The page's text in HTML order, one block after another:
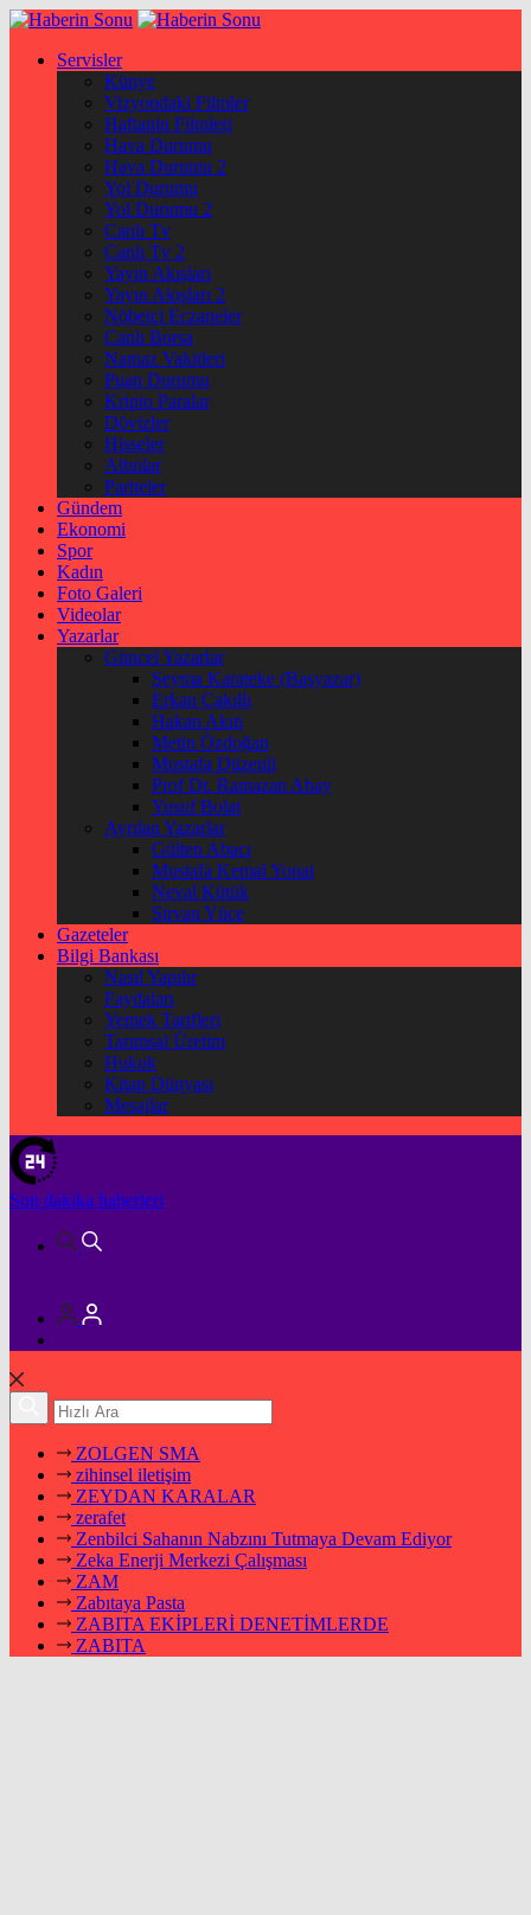
Servisler
Künye
Vizyondaki Filmler
Haftanin Filmleri
Hava Durumu
Hava Durumu 2
Yol Durumu
Yol Durumu 2
Canlı Tv
Canlı Tv 2
Yayın Akışları
Yayın Akışları 2
Nöbetçi Eczaneler
Canlı Borsa
Namaz Vakitleri
Puan Durumu
Kripto Paralar
Dövizler
Hisseler
Altınlar
Pariteler
Gündem
Ekonomi
Spor
Kadın
Foto Galeri
Videolar
Yazarlar
Güncel Yazarlar
Şeyma Karateke (Başyazar)
Erkan Çakıllı
Hakan Akın
Metin Özdoğan
Mustafa Düzenli
Prof Dr. Ramazan Abay
Yusuf Bolat
Ayrılan Yazarlar
Gülten Abacı
Mustafa Kemal Yonat
Neval Kütük
Şirvan Yüce
Gazeteler
Bilgi Bankası
Nasıl Yapılır
Faydaları
Yemek Tarifleri
Tarımsal Üretim
Hukuk
Kitap Dünyası
Mesajlar
Son dakika haberleri
ZOLGEN SMA
zihinsel iletişim
ZEYDAN KARALAR
zerafet
Zenbilci Sahanın Nabzını Tutmaya Devam Ediyor
Zeka Enerji Merkezi Çalışması
ZAM
Zabıtaya Pasta
ZABITA EKİPLERİ DENETİMLERDE
ZABITA